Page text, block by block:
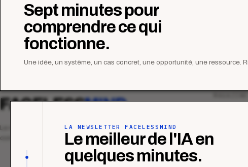
Sept minutes pour
comprendre ce qui
fonctionne.
Une idée, un système, un cas concret, une opportunité, une ressource.
LA NEWSLETTER FACELESSMIND
Le meilleur de l'IA en
quelques minutes.
FACELESSMIND
Le média qui mesurent la performance
commerciale des organismes de formation.